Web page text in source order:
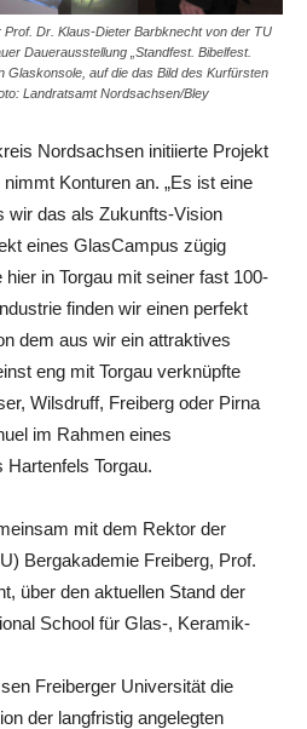
Dr. Klaus-Dieter Barbknecht von der TU
Dauerausstellung „Standfest. Bibelfest.
Glaskonsole, auf die das Bild des Kurfürsten
Landratsamt Nordsachsen/Bley
Nordsachsen initiierte Projekt
Konturen an. „Es ist eine
wir das als Zukunfts-Vision
eines GlasCampus zügig
in Torgau mit seiner fast 100-
finden wir einen perfekt
dem aus wir ein attraktives
eng mit Torgau verknüpfte
Wilsdruff, Freiberg oder Pirna
im Rahmen eines
Torgau.
mit dem Rektor der
Bergakademie Freiberg, Prof.
über den aktuellen Stand der
School für Glas-, Keramik-
Freiberger Universität die
der langfristig angelegten